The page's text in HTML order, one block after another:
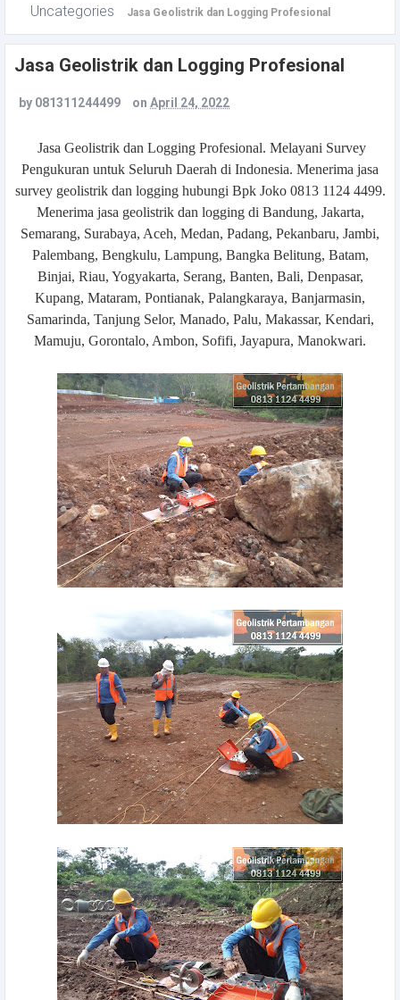
Uncategories Jasa Geolistrik dan Logging Profesional
Jasa Geolistrik dan Logging Profesional
by 081311244499 on April 24, 2022
Jasa Geolistrik dan Logging Profesional. Melayani Survey
Pengukuran untuk Seluruh Daerah di Indonesia. Menerima jasa
survey geolistrik dan logging hubungi Bpk Joko 0813 1124 4499.
Menerima jasa geolistrik dan logging di Bandung, Jakarta,
Semarang, Surabaya, Aceh, Medan, Padang, Pekanbaru, Jambi,
Palembang, Bengkulu, Lampung, Bangka Belitung, Batam,
Binjai, Riau, Yogyakarta, Serang, Banten, Bali, Denpasar,
Kupang, Mataram, Pontianak, Palangkaraya, Banjarmasin,
Samarinda, Tanjung Selor, Manado, Palu, Makassar, Kendari,
Mamuju, Gorontalo, Ambon, Sofifi, Jayapura, Manokwari.